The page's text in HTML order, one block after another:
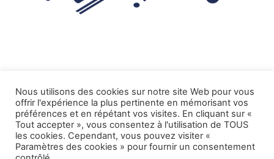
Mentions légales
Tous droits réservés CFE-CGC ADECCO.
Nous utilisons des cookies sur notre site Web pour vous
offrir l'expérience la plus pertinente en mémorisant vos
préférences et en répétant vos visites. En cliquant sur «
Tout accepter », vous consentez à l'utilisation de TOUS
les cookies. Cependant, vous pouvez visiter «
Paramètres des cookies » pour fournir un consentement